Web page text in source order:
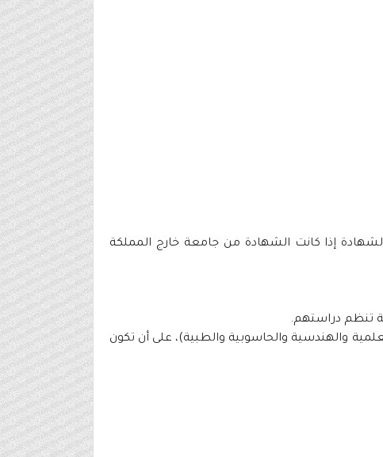
إذا كانت الشهادة من جامعة خارج المملكة
والهندسية والحاسوبية والطبية)، على أن تكون